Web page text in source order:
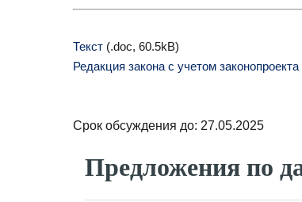
Текст (.doc, 60.5kB)
Редакция закона с учетом законопроекта
Срок обсуждения до: 27.05.2025